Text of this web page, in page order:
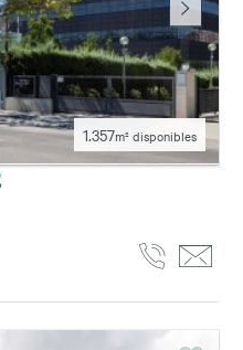
1.357m² disponibles